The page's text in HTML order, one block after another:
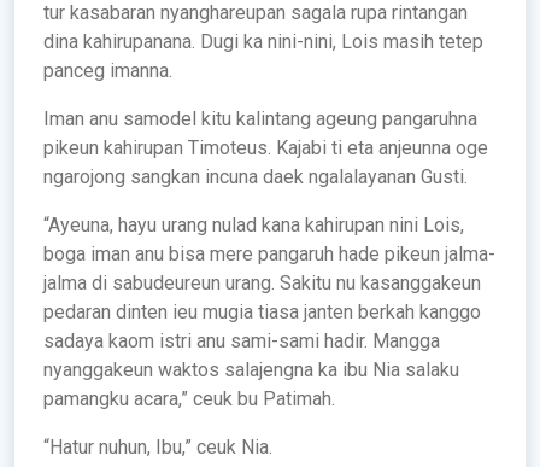
tur kasabaran nyanghareupan sagala rupa rintangan
dina kahirupanana. Dugi ka nini-nini, Lois masih tetep
panceg imanna.
Iman anu samodel kitu kalintang ageung pangaruhna
pikeun kahirupan Timoteus. Kajabi ti eta anjeunna oge
ngarojong sangkan incuna daek ngalalayanan Gusti.
“Ayeuna, hayu urang nulad kana kahirupan nini Lois,
boga iman anu bisa mere pangaruh hade pikeun jalma-
jalma di sabudeureun urang. Sakitu nu kasanggakeun
pedaran dinten ieu mugia tiasa janten berkah kanggo
sadaya kaom istri anu sami-sami hadir. Mangga
nyanggakeun waktos salajengna ka ibu Nia salaku
pamangku acara,” ceuk bu Patimah.
“Hatur nuhun, Ibu,” ceuk Nia.